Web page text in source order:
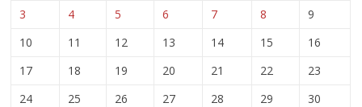
3
4 5 6 7 8
9
10
11 12 13 14 15
16
17
18 19 20 21 22
23
24
25 26 27 28 29
30